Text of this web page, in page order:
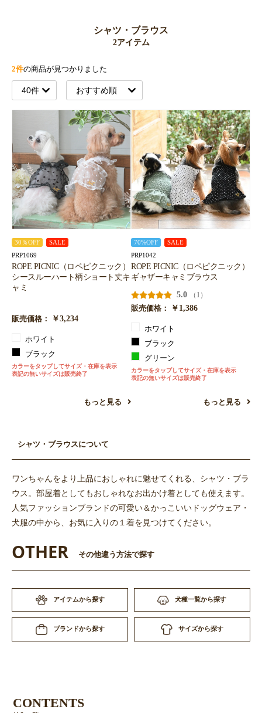
シャツ・ブラウス
2アイテム
2件の商品が見つかりました
30％OFF SALE
PRP1069
ROPE PICNIC（ロペピクニック）
シースルーハート柄ショート丈キ
ャミ
販売価格： ￥3,234
ホワイト
ブラック
カラーをタップしてサイズ・在庫を表示
表記の無いサイズは販売終了
もっと見る
70%OFF SALE
PRP1042
ROPE PICNIC（ロペピクニック）
ギャザーキャミブラウス
5.0
（1）
販売価格：
￥1,386
ホワイト
ブラック
グリーン
カラーをタップしてサイズ・在庫を表示
表記の無いサイズは販売終了
もっと見る
シャツ・ブラウスについて
ワンちゃんをより上品におしゃれに魅せてくれる、シャツ・ブラ
ウス。部屋着としてもおしゃれなお出かけ着としても使えます。
人気ファッションブランドの可愛い＆かっこいいドッグウェア・
犬服の中から、お気に入りの１着を見つけてください。
OTHER その他違う方法で探す
アイテムから探す 犬種一覧から探す
ブランドから探す サイズから探す
CONTENTS